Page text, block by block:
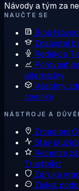
Návody a tým za
NAUČTE SE
Blog
Znalostní
Redakce
Porovnat
alternativy
Všechny
novinky
NÁSTROJE A
Zrcadlení
Stav služeb
Recenze
Trustpilot
Záruka
Získat